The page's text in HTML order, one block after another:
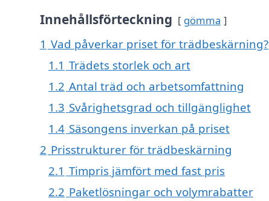
Innehållsförteckning gömma
1 Vad påverkar priset för trädbeskärning?
1.1 Trädets storlek och art
1.2 Antal träd och arbetsomfattning
1.3 Svårighetsgrad och tillgänglighet
1.4 Säsongens inverkan på priset
2 Prisstrukturer för trädbeskärning
2.1 Timpris jämfört med fast pris
2.2 Paketlösningar och volymrabatter